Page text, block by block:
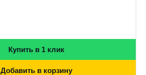
Купить в 1 клик
Добавить в корзину